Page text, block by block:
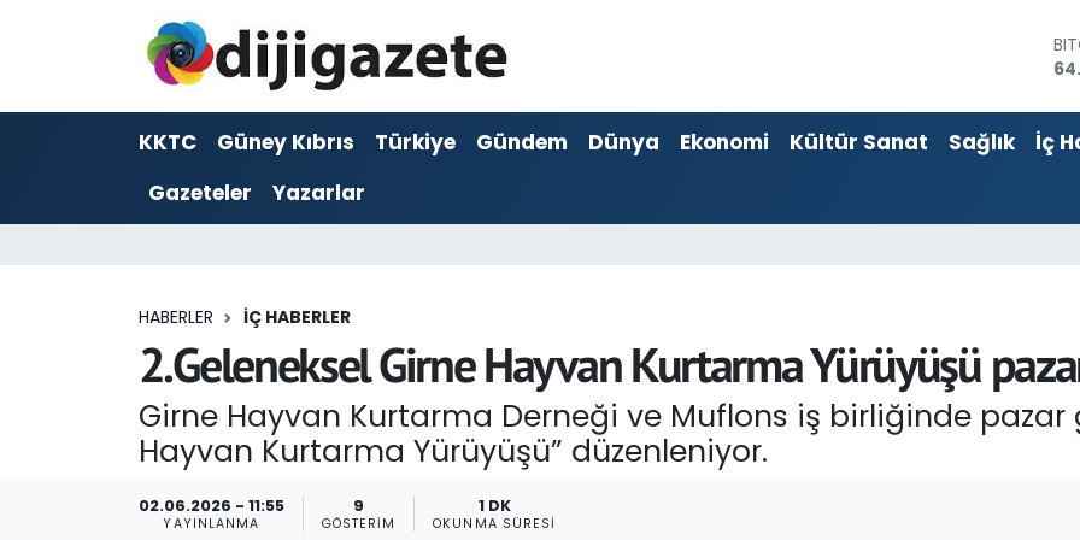
KKTC Güney Kıbrıs Türkiye Gündem Dünya Ekonomi Kültür Sanat Sağlık İç
Gazeteler
Yazarlar
HABERLER İÇ HABERLER
2.Geleneksel Girne Hayvan Kurtarma Yürüyüşü
Girne Hayvan Kurtarma Derneği ve Muflons iş birliğinde pazar
Hayvan Kurtarma Yürüyüşü” düzenleniyor.
02.06.2026 - 11:55
YAYINLANMA
9
GÖSTERIM
1 DK
OKUNMA SÜRESI
ADVERTORIAL
Dijigazete
Foto Galeri
Hava Durumu
Trafik Durumu
Son Dakika Haberleri
Haber Arşivi